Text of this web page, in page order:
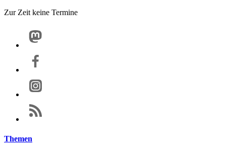
Zur Zeit keine Termine
Themen